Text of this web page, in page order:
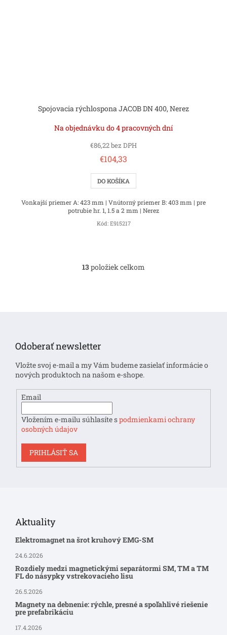
Spojovacia rýchlospona JACOB DN 400, Nerez
Na objednávku do 4 pracovných dní
€86,22 bez DPH
€104,33
DO KOŠÍKA
Vonkajší priemer A: 423 mm | Vnútorný priemer B: 403 mm | pre
potrubie hr. 1, 1.5 a 2 mm | Nerez
Kód: E915217
O
r
v
k
ý
p
13položiek celkom
Odoberať newsletter
Vložte svoj e-mail a my Vám budeme zasielať informácie o
nových produktoch na našom e-shope.
Email
Vložením e-mailu súhlasíte spodmienkami ochrany
osobných údajov
PRIHLÁSIŤ SA
Aktuality
Elektromagnet na šrot kruhový EMG-SM
24.6.2026
Rozdiely medzi magnetickými separátormi SM, TM a TM
FL do násypky vstrekovacieho lisu
26.5.2026
Magnety na debnenie: rýchle, presné a spoľahlivé riešenie
pre prefabrikáciu
17.4.2026